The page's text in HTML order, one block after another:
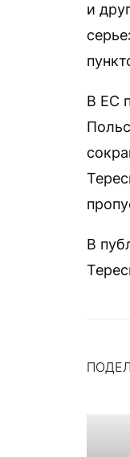
и
В ЕС
В